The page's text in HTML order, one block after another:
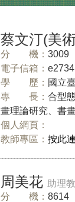
蔡文汀(美
分 機： 3009
電子信箱：
學 歷： 國立
專 長： 合型
畫理論研究、書
個人網頁：
教師專區： 按此
周美花 助理
分 機： 8614